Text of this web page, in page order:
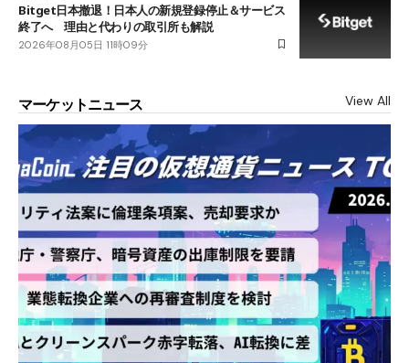
Bitget日本撤退！日本人の新規登録停止＆サービス
終了へ 理由と代わりの取引所も解説
2026年08月05日 11時09分
マーケットニュース View All